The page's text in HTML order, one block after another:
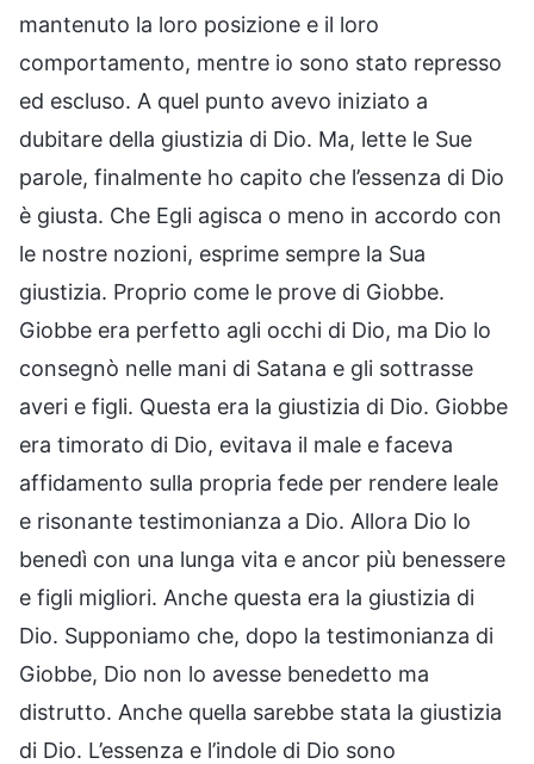
mantenuto la loro posizione e il loro
comportamento, mentre io sono stato represso
ed escluso. A quel punto avevo iniziato a
dubitare della giustizia di Dio. Ma, lette le Sue
parole, finalmente ho capito che l’essenza di Dio
è giusta. Che Egli agisca o meno in accordo con
le nostre nozioni, esprime sempre la Sua
giustizia. Proprio come le prove di Giobbe.
Giobbe era perfetto agli occhi di Dio, ma Dio lo
consegnò nelle mani di Satana e gli sottrasse
averi e figli. Questa era la giustizia di Dio. Giobbe
era timorato di Dio, evitava il male e faceva
affidamento sulla propria fede per rendere leale
e risonante testimonianza a Dio. Allora Dio lo
benedì con una lunga vita e ancor più benessere
e figli migliori. Anche questa era la giustizia di
Dio. Supponiamo che, dopo la testimonianza di
Giobbe, Dio non lo avesse benedetto ma
distrutto. Anche quella sarebbe stata la giustizia
di Dio. L’essenza e l’indole di Dio sono